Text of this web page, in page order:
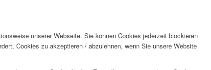
unserer Webseite. Sie können Cookies jederzeit blockieren
Cookies zu akzeptieren / abzulehnen, wenn Sie unsere Website